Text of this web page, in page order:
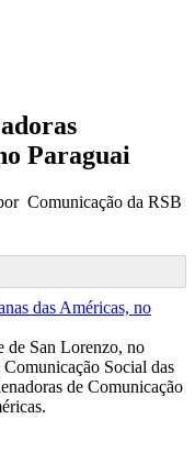
Paraguai
Comunicação da RSB
de San Lorenzo, no
Social das
de Comunicação